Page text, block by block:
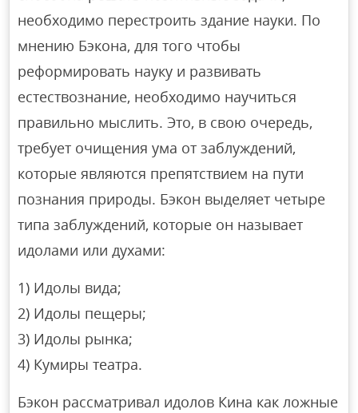
необходимо перестроить здание науки. По
мнению Бэкона, для того чтобы
реформировать науку и развивать
естествознание, необходимо научиться
правильно мыслить. Это, в свою очередь,
требует очищения ума от заблуждений,
которые являются препятствием на пути
познания природы. Бэкон выделяет четыре
типа заблуждений, которые он называет
идолами или духами:
1) Идолы вида;
2) Идолы пещеры;
3) Идолы рынка;
4) Кумиры театра.
Бэкон рассматривал идолов Кина как ложные